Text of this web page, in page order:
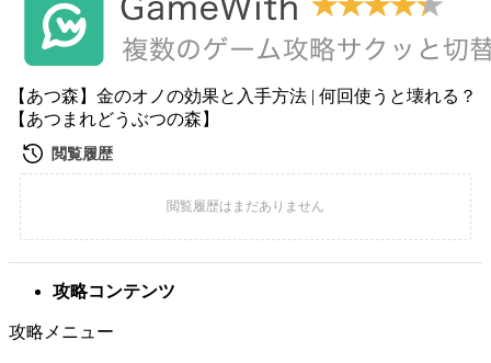
【あつ森】金のオノの効果と入手方法 | 何回使うと壊れる？
【あつまれどうぶつの森】
攻略コンテンツ
攻略メニュー